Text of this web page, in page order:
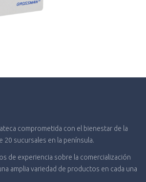
comprometida con el bienestar de la
20 sucursales en la península.
de experiencia sobre la comercialización
amplia variedad de productos en cada una